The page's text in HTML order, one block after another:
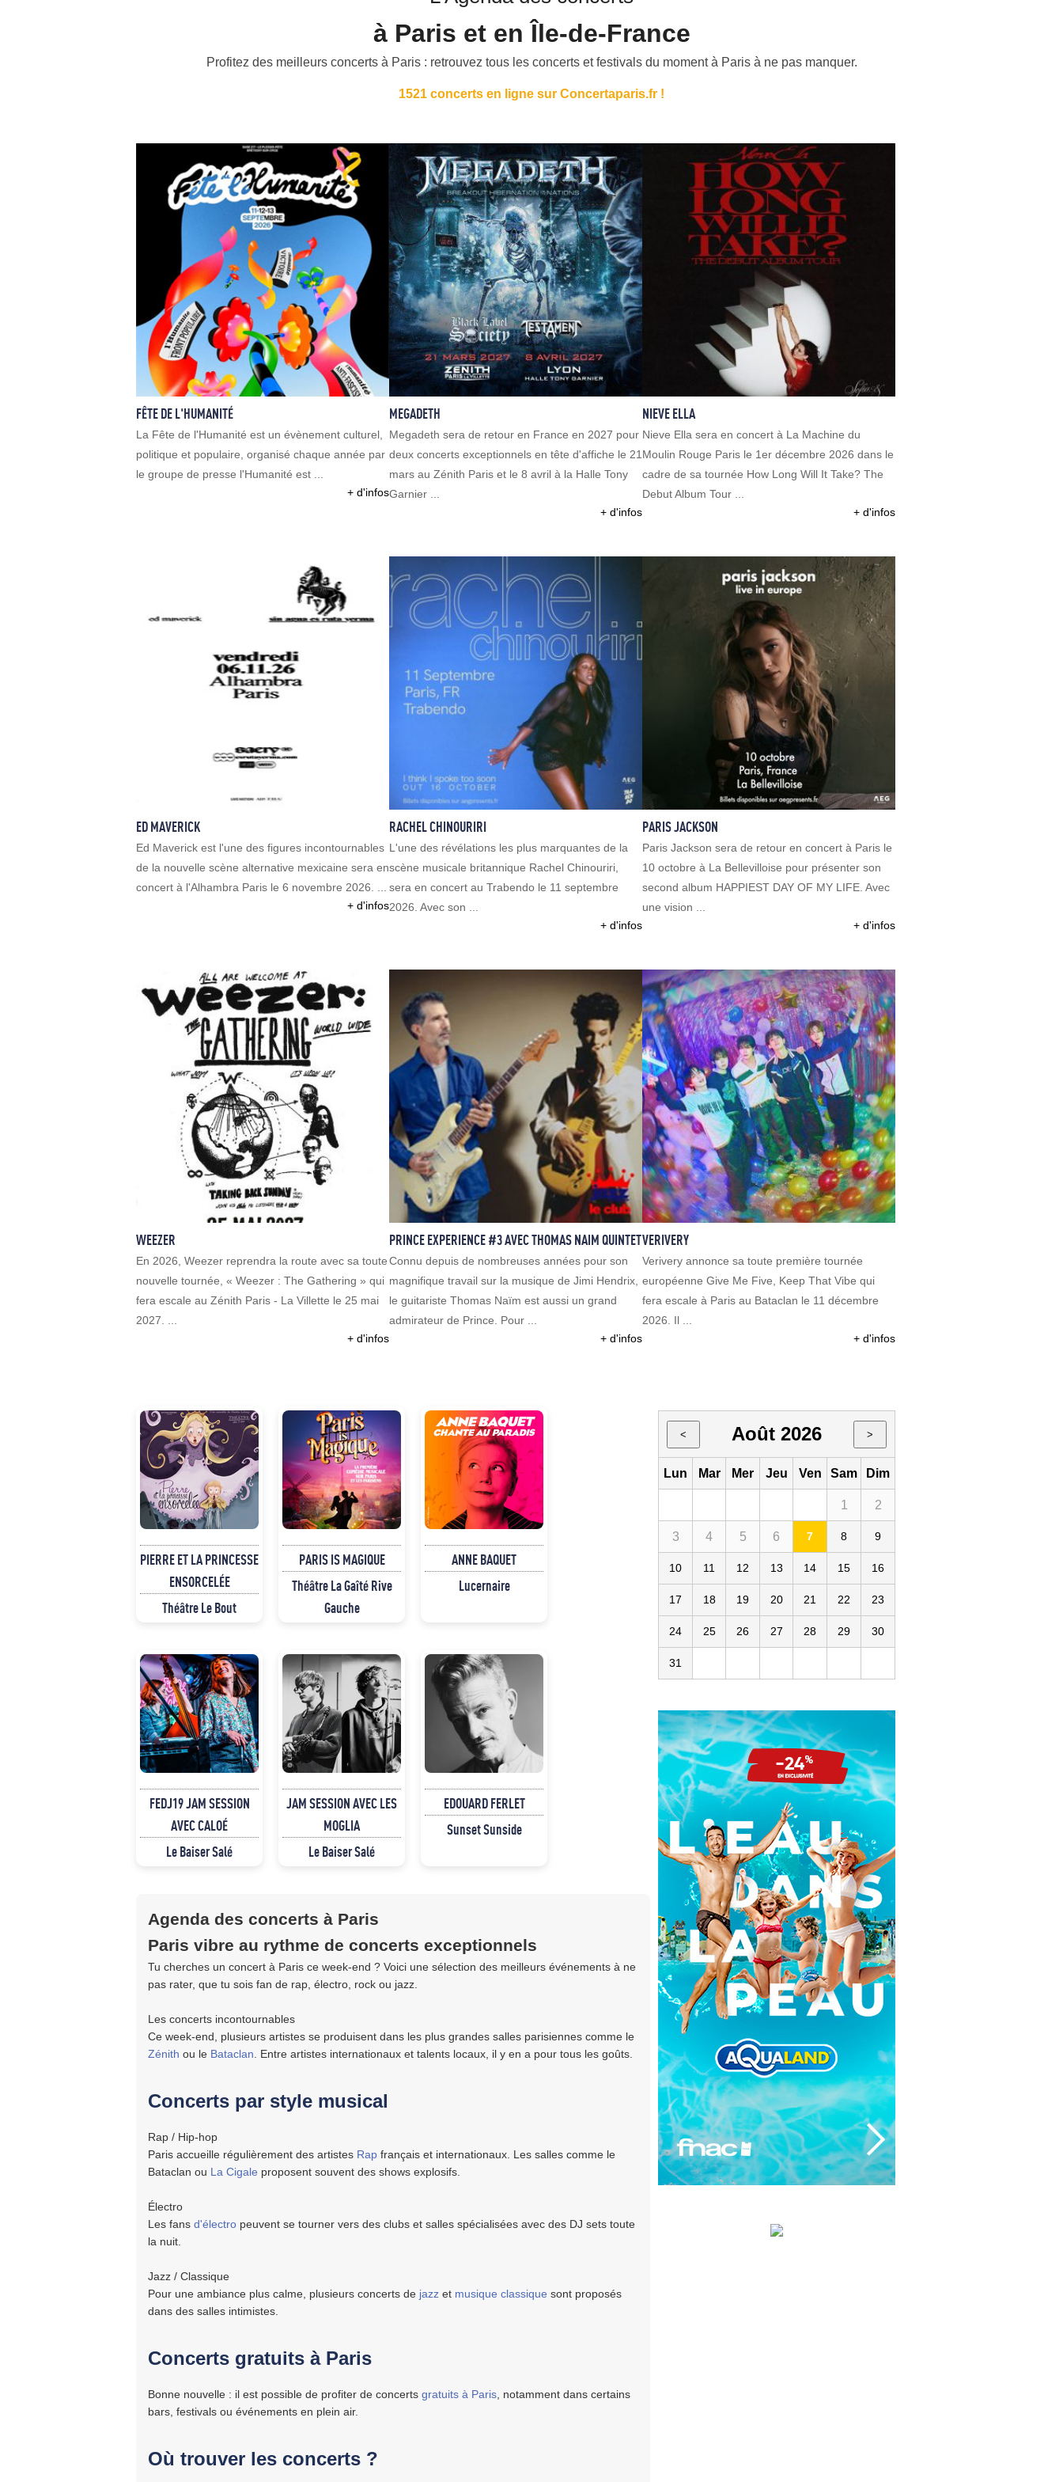
à Paris et en Île-de-France
Profitez des meilleurs concerts à Paris : retrouvez tous les concerts et festivals du moment à Paris à ne pas manquer.
1521 concerts en ligne sur Concertaparis.fr !
FÊTE DE L'HUMANITÉ
La Fête de l'Humanité est un évènement culturel,
politique et populaire, organisé chaque année par
le groupe de presse l'Humanité est ...
+ d'infos
MEGADETH
Megadeth sera de retour en France en 2027 pour
deux concerts exceptionnels en tête d'affiche le 21
mars au Zénith Paris et le 8 avril à la Halle Tony
Garnier ...
+ d'infos
NIEVE ELLA
Nieve Ella sera en concert à La Machine du
Moulin Rouge Paris le 1er décembre 2026 dans le
cadre de sa tournée How Long Will It Take? The
Debut Album Tour ...
+ d'infos
ED MAVERICK
Ed Maverick est l'une des figures incontournables
de la nouvelle scène alternative mexicaine sera en
concert à l'Alhambra Paris le 6 novembre 2026. ...
+ d'infos
RACHEL CHINOURIRI
L'une des révélations les plus marquantes de la
scène musicale britannique Rachel Chinouriri,
sera en concert au Trabendo le 11 septembre
2026. Avec son ...
+ d'infos
PARIS JACKSON
Paris Jackson sera de retour en concert à Paris le
10 octobre à La Bellevilloise pour présenter son
second album HAPPIEST DAY OF MY LIFE. Avec
une vision ...
+ d'infos
WEEZER
En 2026, Weezer reprendra la route avec sa toute
nouvelle tournée, « Weezer : The Gathering » qui
fera escale au Zénith Paris - La Villette le 25 mai
2027. ...
+ d'infos
PRINCE EXPERIENCE #3 AVEC THOMAS NAIM QUINTET
Connu depuis de nombreuses années pour son
magnifique travail sur la musique de Jimi Hendrix,
le guitariste Thomas Naïm est aussi un grand
admirateur de Prince. Pour ...
+ d'infos
VERIVERY
Verivery annonce sa toute première tournée
européenne Give Me Five, Keep That Vibe qui
fera escale à Paris au Bataclan le 11 décembre
2026. Il ...
+ d'infos
PIERRE ET LA PRINCESSE
ENSORCELÉE
Théâtre Le Bout
PARIS IS MAGIQUE
Théâtre La Gaîté Rive
Gauche
ANNE BAQUET
Lucernaire
FEDJ19 JAM SESSION
AVEC CALOÉ
Le Baiser Salé
JAM SESSION AVEC LES
MOGLIA
Le Baiser Salé
EDOUARD FERLET
Sunset Sunside
Agenda des concerts à Paris
Paris vibre au rythme de concerts exceptionnels
Tu cherches un concert à Paris ce week-end ? Voici une sélection des meilleurs événements à ne
pas rater, que tu sois fan de rap, électro, rock ou jazz.
Les concerts incontournables
Ce week-end, plusieurs artistes se produisent dans les plus grandes salles parisiennes comme le
Zénith ou le Bataclan . Entre artistes internationaux et talents locaux, il y en a pour tous les goûts.
Concerts par style musical
Rap / Hip-hop
Paris accueille régulièrement des artistes Rap français et internationaux. Les salles comme le
Bataclan ou La Cigale proposent souvent des shows explosifs.
Électro
Les fans d'électro peuvent se tourner vers des clubs et salles spécialisées avec des DJ sets toute
la nuit.
Jazz / Classique
Pour une ambiance plus calme, plusieurs concerts de jazz et musique classique sont proposés
dans des salles intimistes.
Concerts gratuits à Paris
Bonne nouvelle : il est possible de profiter de concerts gratuits à Paris , notamment dans certains
bars, festivals ou événements en plein air.
Où trouver les concerts ?
< Août 2026 >
Lun Mar Mer Jeu Ven Sam Dim
1 2
3 4 5 6 7 8 9
10 11 12 13 14 15 16
17 18 19 20 21 22 23
24 25 26 27 28 29 30
31